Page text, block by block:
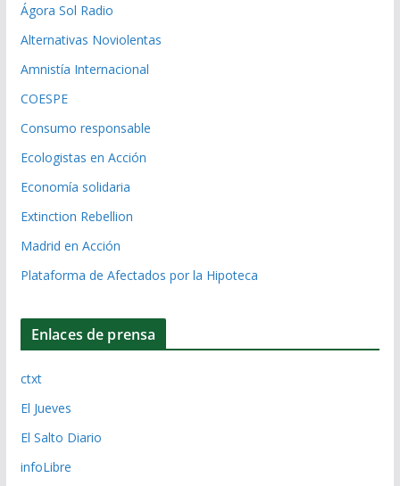
Ágora Sol Radio
Alternativas Noviolentas
Amnistía Internacional
COESPE
Consumo responsable
Ecologistas en Acción
Economía solidaria
Extinction Rebellion
Madrid en Acción
Plataforma de Afectados por la Hipoteca
Enlaces de prensa
ctxt
El Jueves
El Salto Diario
infoLibre